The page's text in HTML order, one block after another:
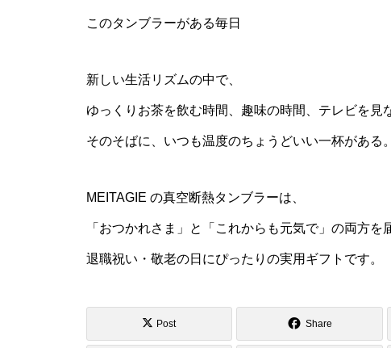
このタンブラーがある毎日
新しい生活リズムの中で、
ゆっくりお茶を飲む時間、趣味の時間、テレビを
そのそばに、いつも温度のちょうどいい一杯がある。
MEITAGIE の真空断熱タンブラーは、
「おつかれさま」と「これからも元気で」の両方を
退職祝い・敬老の日にぴったりの実用ギフトです。
Post Share